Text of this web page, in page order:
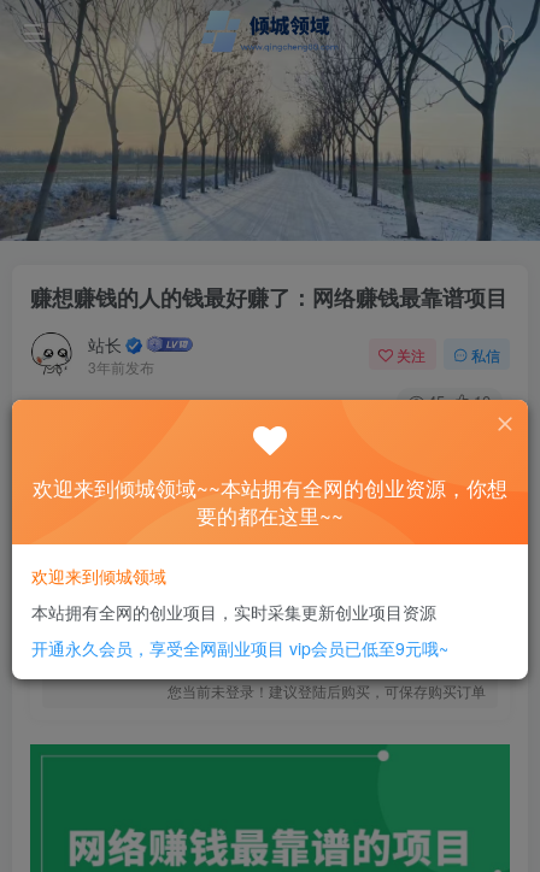
赚想赚钱的人的钱最好赚了：网络赚钱最靠谱项目
站长
3年前发布
关注 私信
45 10
此内容为付费资源，请付费后查看
10
立即购买
您当前未登录！建议登陆后购买，可保存购买订单
欢迎来到倾城领域~~本站拥有全网的创业资源，你想
要的都在这里~~
欢迎来到倾城领域
本站拥有全网的创业项目，实时采集更新创业项目资源
开通永久会员，享受全网副业项目 vip会员已低至9元哦~